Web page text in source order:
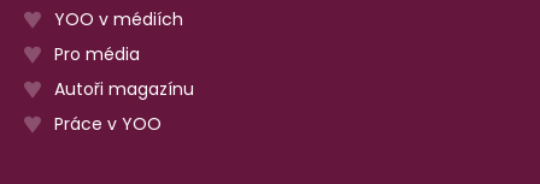
YOO v médiích
Pro média
Autoři magazínu
Práce v YOO